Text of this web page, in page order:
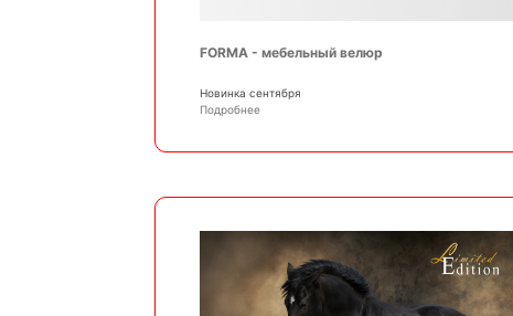
FORMA - мебельный велюр
Новинка сентября
Подробнее